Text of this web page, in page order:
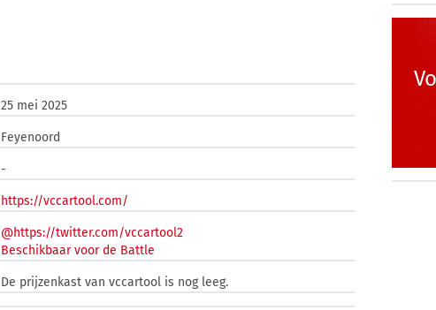
25 mei 2025
Feyenoord
-
https://vccartool.com/
@https://twitter.com/vccartool2
Beschikbaar voor de Battle
De prijzenkast van vccartool is nog leeg.